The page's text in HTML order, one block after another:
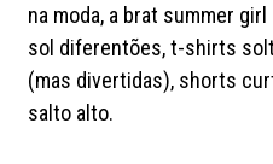
na moda, a brat summer
sol diferentões, t-shirts
(mas divertidas), shorts
salto alto.